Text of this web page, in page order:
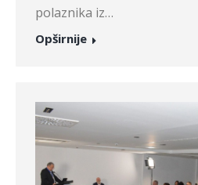
polaznika iz…
Opširnije